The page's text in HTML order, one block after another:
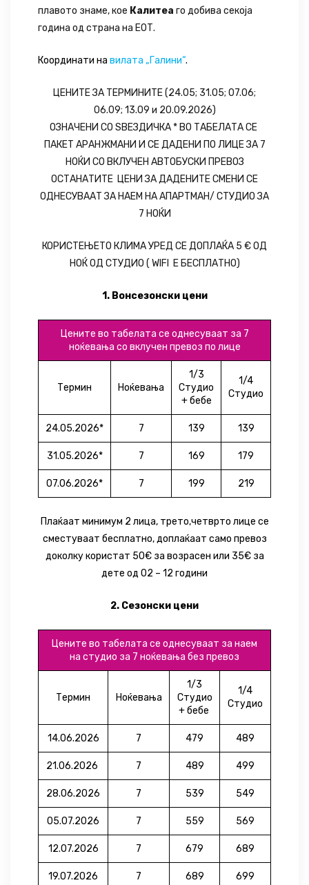
плавото знаме, кое Калитеа го добива секоја
година од страна на ЕОТ.
Координати на вилата „Галини“.
ЦЕНИТЕ ЗА ТЕРМИНИТЕ (24.05; 31.05; 07.06;
06.09; 13.09 и 20.09.2026)
ОЗНАЧЕНИ СО ЅВЕЗДИЧКА * ВО ТАБЕЛАТА СЕ
ПАКЕТ АРАНЖМАНИ И СЕ ДАДЕНИ ПО ЛИЦЕ ЗА 7
НОЌИ СО ВКЛУЧЕН АВТОБУСКИ ПРЕВОЗ
ОСТАНАТИТЕ ЦЕНИ ЗА ДАДЕНИТЕ СМЕНИ СЕ
ОДНЕСУВААТ ЗА НАЕМ НА АПАРТМАН/ СТУДИО ЗА
7 НОЌИ
КОРИСТЕЊЕТО КЛИМА УРЕД СЕ ДОПЛАЌА 5 € ОД
НОЌ ОД СТУДИО ( WIFI Е БЕСПЛАТНО)
1. Вонсезонски цени
Цените во табелата се однесуваат за 7
ноќевања со вклучен превоз по лице
Термин Ноќевања
1/3
Студио
+ бебе
1/4
Студио
24.05.2026* 7 139 139
31.05.2026* 7 169 179
07.06.2026* 7 199 219
Плаќаат минимум 2 лица, трето,четврто лице се
сместуваат бесплатно, доплаќаат само превоз
доколку користат 50€ за возрасен или 35€ за
дете од 02 – 12 години
2. Сезонски цени
Цените во табелата се однесуваат за наем
на студио за 7 ноќевања без превоз
Термин Ноќевања
1/3
Студио
+ бебе
1/4
Студио
14.06.2026 7 479 489
21.06.2026 7 489 499
28.06.2026 7 539 549
05.07.2026 7 559 569
12.07.2026 7 679 689
19.07.2026 7 689 699